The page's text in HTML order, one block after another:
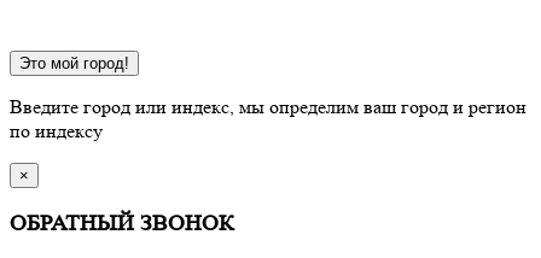
Это мой город!
Введите город или индекс, мы определим ваш город и регион
по индексу
×
ОБРАТНЫЙ ЗВОНОК